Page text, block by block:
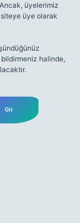
üyelerimiz
üye olarak
halinde,